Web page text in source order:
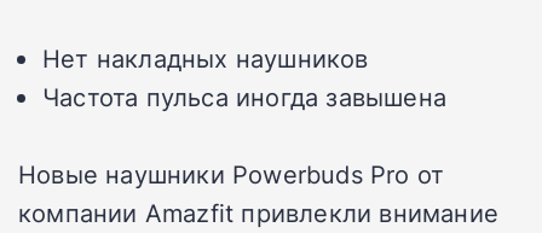
Нет накладных наушников
Частота пульса иногда завышена
Новые наушники Powerbuds Pro от
компании Amazfit привлекли внимание